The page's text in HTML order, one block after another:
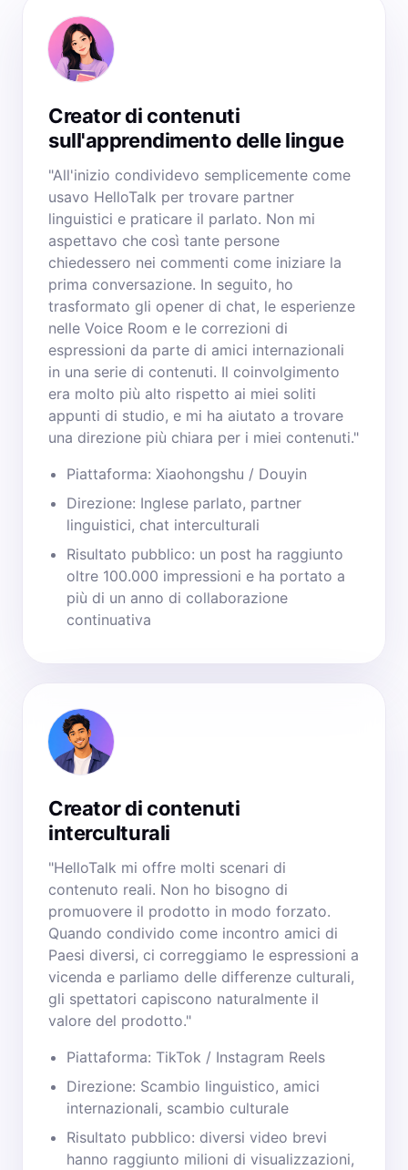
Creator di contenuti
sull'apprendimento delle lingue
"All'inizio condividevo semplicemente come
usavo HelloTalk per trovare partner
linguistici e praticare il parlato. Non mi
aspettavo che così tante persone
chiedessero nei commenti come iniziare la
prima conversazione. In seguito, ho
trasformato gli opener di chat, le esperienze
nelle Voice Room e le correzioni di
espressioni da parte di amici internazionali
in una serie di contenuti. Il coinvolgimento
era molto più alto rispetto ai miei soliti
appunti di studio, e mi ha aiutato a trovare
una direzione più chiara per i miei contenuti."
Piattaforma: Xiaohongshu / Douyin
Direzione: Inglese parlato, partner
linguistici, chat interculturali
Risultato pubblico: un post ha raggiunto
oltre 100.000 impressioni e ha portato a
più di un anno di collaborazione
continuativa
Creator di contenuti
interculturali
"HelloTalk mi offre molti scenari di
contenuto reali. Non ho bisogno di
promuovere il prodotto in modo forzato.
Quando condivido come incontro amici di
Paesi diversi, ci correggiamo le espressioni a
vicenda e parliamo delle differenze culturali,
gli spettatori capiscono naturalmente il
valore del prodotto."
Piattaforma: TikTok / Instagram Reels
Direzione: Scambio linguistico, amici
internazionali, scambio culturale
Risultato pubblico: diversi video brevi
hanno raggiunto milioni di visualizzazioni,